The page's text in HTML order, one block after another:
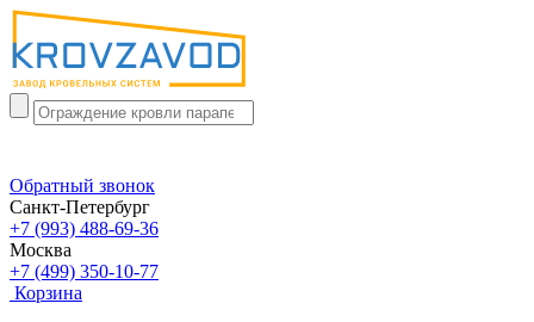
Обратный звонок
Санкт-Петербург
+7 (993) 488-69-36
Москва
+7 (499) 350-10-77
Корзина